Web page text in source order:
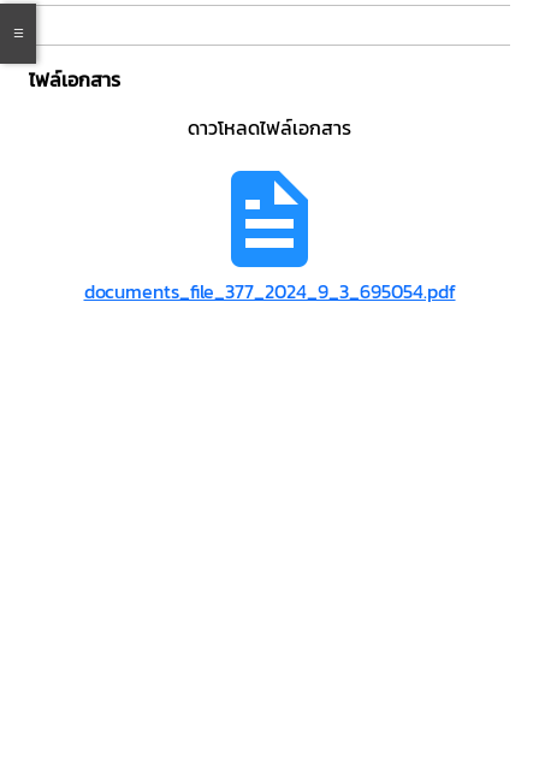
ไฟล์เอกสาร
ดาวโหลดไฟล์เอกสาร
documents_file_377_2024_9_3_695054.pdf